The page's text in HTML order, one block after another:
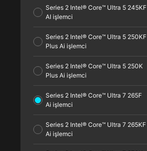
Series 2 Intel® Core™ Ultra 5 245KF
AI işlemci
Series 2 Intel® Core™ Ultra 5 250KF
Plus Ai işlemci
Series 2 Intel® Core™ Ultra 5 250K
Plus Ai işlemci
Series 2 Intel® Core™ Ultra 7 265F
Ai işlemci
Series 2 Intel® Core™ Ultra 7 265KF
Ai işlemci